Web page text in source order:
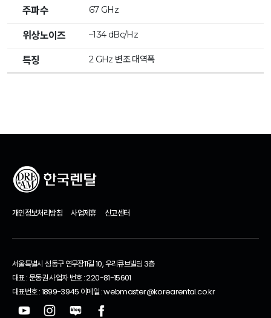
주파수 67 GHz
위상노이즈 –134 dBc/Hz
특징 2 GHz 변조 대역폭
개인정보처리방침 사업제휴 신고센터
서울특별시 성동구 연무장11길 10, 우리큐브빌딩 3층
대표 : 문동권 사업자 번호 : 220-81-15601
대표번호 : 1899-3945 이메일 : webmaster@korearental.co.kr